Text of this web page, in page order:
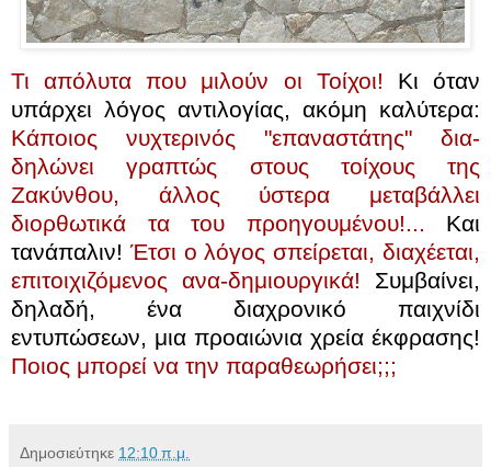
Τι απόλυτα που μιλούν οι Τοίχοι! Κι όταν
υπάρχει λόγος αντιλογίας, ακόμη καλύτερα:
Κάποιος νυχτερινός "επαναστάτης" δια-
δηλώνει γραπτώς στους τοίχους της
Ζακύνθου, άλλος ύστερα μεταβάλλει
διορθωτικά τα του προηγουμένου!... Και
τανάπαλιν! Έτσι ο λόγος σπείρεται, διαχέεται,
επιτοιχιζόμενος ανα-δημιουργικά!
Συμβαίνει,
δηλαδή, ένα διαχρονικό παιχνίδι
εντυπώσεων, μια προαιώνια χρεία έκφρασης!
Ποιος μπορεί να την παραθεωρήσει;;;
Δημοσιεύτηκε 12:10 π.μ.